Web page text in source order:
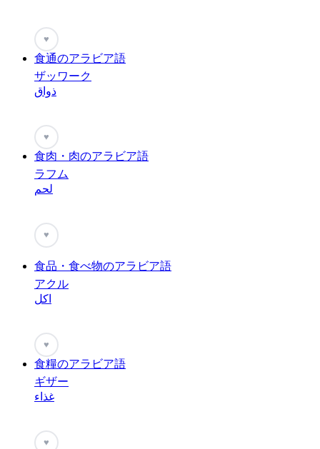
♥
食通のアラビア語
ザッワーク
ذواق
♥
食肉・肉のアラビア語
ラフム
لحم
♥
食品・食べ物のアラビア語
アクル
اكل
♥
食糧のアラビア語
ギザー
غذاء
♥